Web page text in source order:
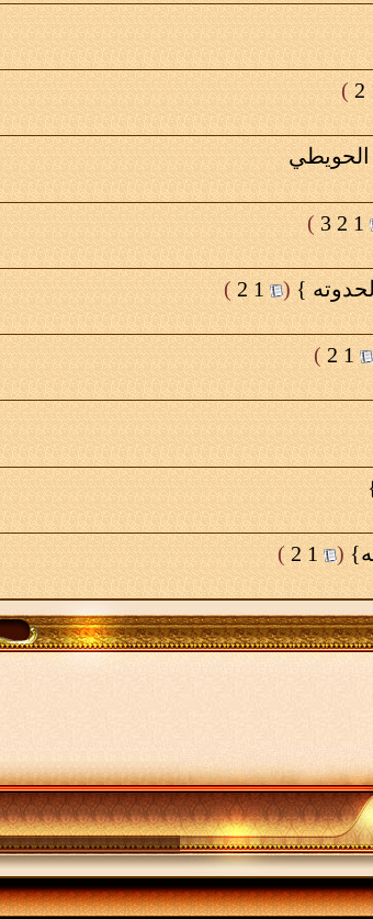
2
)
الحويطي
1
2
3
)
}
(
1
2
)
1
2
)
(
1
2
)